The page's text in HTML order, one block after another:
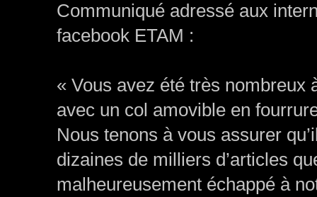
Communiqué adressé aux
facebook ETAM :
« Vous avez été très nombreux
avec un col amovible en
Nous tenons à vous assurer
dizaines de milliers d’articles
malheureusement échappé à